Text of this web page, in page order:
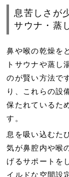
息苦しさが
サウナ・蒸
鼻や喉の乾燥を
トサウナや蒸し
のが賢い方法で
り、これらの設
保たれているた
す。
息を吸い込むた
気が鼻腔内や喉
げるサポートを
イルドな空間設